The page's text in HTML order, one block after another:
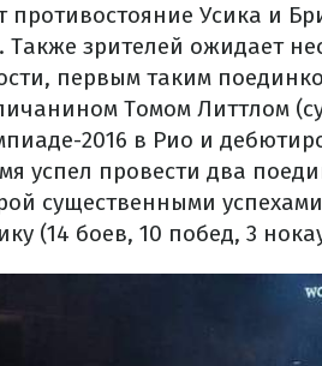
Усика и
Также зрителей ожидает
первым таким
Томом Литтлом
2016 в Рио и
успел провести два
существенными
(14 боев, 10 побед, 3